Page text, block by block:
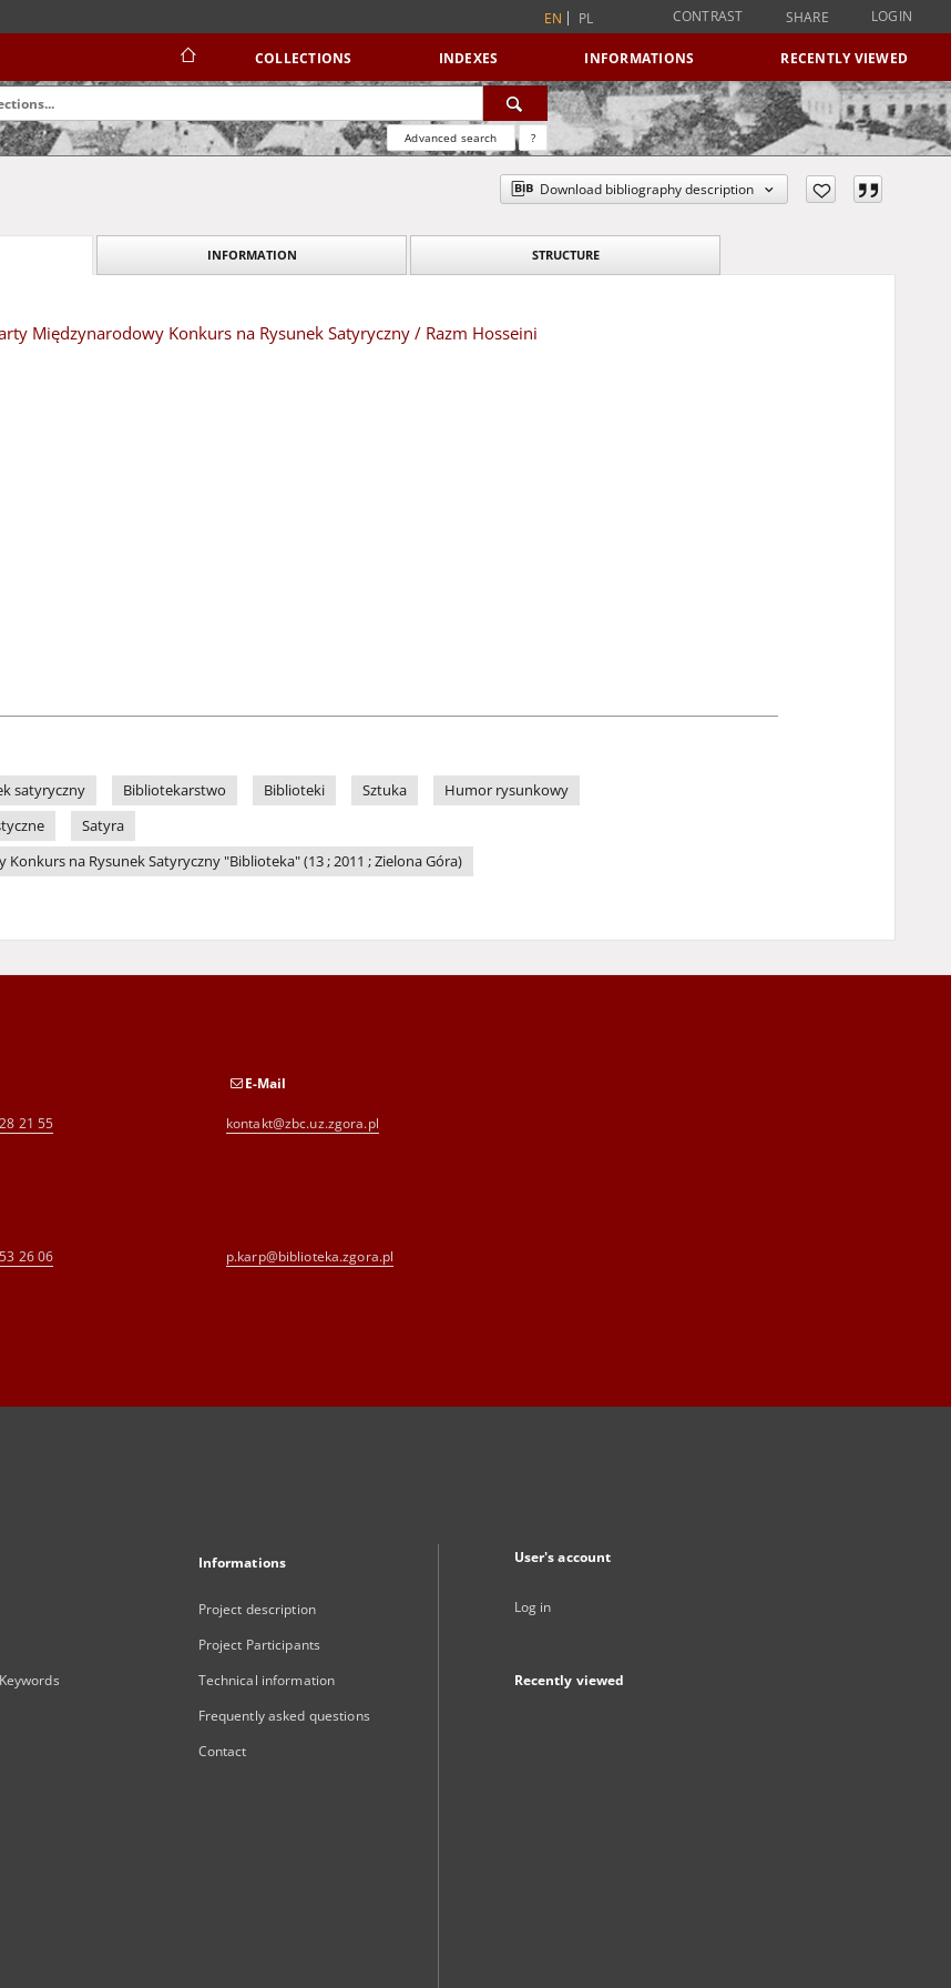
EN PL CONTRAST SHARE LOGIN
COLLECTIONS INDEXES INFORMATIONS RECENTLY VIEWED
Advanced search ?
Download bibliography description
INFORMATION STRUCTURE
Międzynarodowy Konkurs na Rysunek Satyryczny / Razm Hosseini
satyryczny Bibliotekarstwo Biblioteki Sztuka
Humor rysunkowy
Satyra
na Rysunek Satyryczny "Biblioteka" (13 ; 2011 ; Zielona Góra)
21 55
E-Mail
kontakt@zbc.uz.zgora.pl
26 06 p.karp@biblioteka.zgora.pl
Informations
Project description
Project Participants
Technical information
Frequently asked questions
Contact
User's account
Log in
Recently viewed